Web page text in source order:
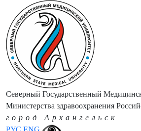
РУС ENG
Северный Государственный
Министерства здравоохранения
город Архангельск